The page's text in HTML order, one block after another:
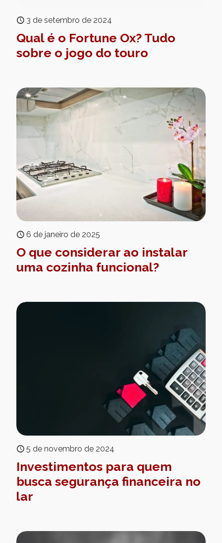
3 de setembro de 2024
Qual é o Fortune Ox? Tudo
sobre o jogo do touro
6 de janeiro de 2025
O que considerar ao instalar
uma cozinha funcional?
5 de novembro de 2024
Investimentos para quem
busca segurança financeira no
lar